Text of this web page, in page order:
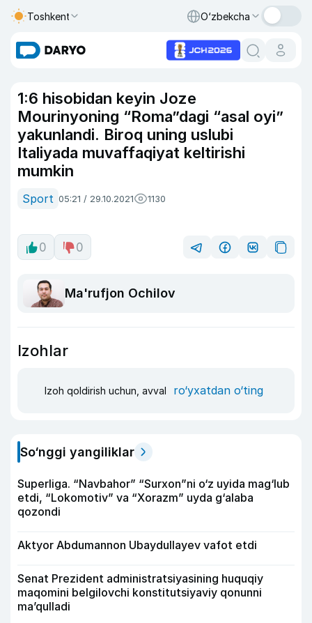
Toshkent O‘zbekcha
1:6 hisobidan keyin Joze
Mourinyoning “Roma”dagi “asal oyi”
yakunlandi. Biroq uning uslubi
Italiyada muvaffaqiyat keltirishi
mumkin
Sport 05:21 / 29.10.2021 1130
0 0
Ma'rufjon Ochilov
Izohlar
Izoh qoldirish uchun, avval ro‘yxatdan o‘ting
So‘nggi yangiliklar
Superliga. “Navbahor” “Surxon”ni o‘z uyida mag‘lub
etdi, “Lokomotiv” va “Xorazm” uyda g‘alaba
qozondi
Aktyor Abdu­mannon Ubaydullayev vafot etdi
Senat Prezident administratsiyasining huquqiy
maqomini belgilovchi konstitutsiyaviy qonunni
ma’qulladi